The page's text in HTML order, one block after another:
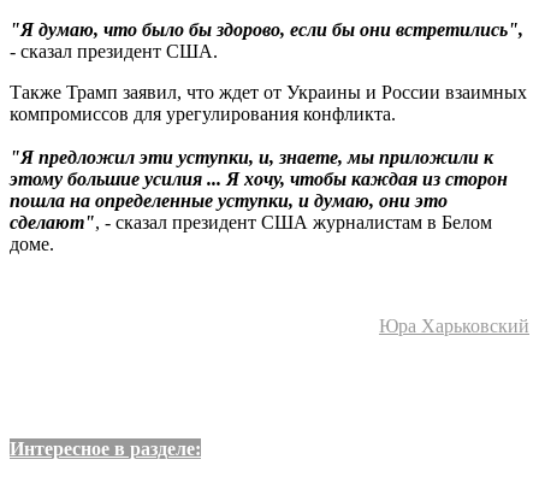
"Я думаю, что было бы здорово, если бы они встретились",
- сказал президент США.
Также Трамп заявил, что ждет от Украины и России взаимных
компромиссов для урегулирования конфликта.
"Я предложил эти уступки, и, знаете, мы приложили к
этому большие усилия ... Я хочу, чтобы каждая из сторон
пошла на определенные уступки, и думаю, они это
сделают", - сказал президент США журналистам в Белом
доме.
Юра Харьковский
Интересное в разделе: